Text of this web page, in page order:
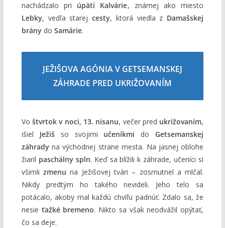
nachádzalo pri úpätí Kalvárie, známej ako miesto
Lebky, vedľa starejcesty, ktorá viedla z Damašskej
bránydo Samárie.
JEŽIŠOVA AGÓNIA V GETSEMANSKEJ
ZÁHRADE PRED UKRIŽOVANÍM
Voštvrtok v noci, 13. nisanu, večer pred ukrižovaním,
išiel Ježišso svojimi učeníkmi doGetsemanskej
záhradyna východnej strane mesta. Na jasnej oblohe
žiaril paschálny spln. Keď sa blížili k záhrade, učeníci si
všimlizmenu na Ježišovej tvári – zosmutnel a mlčal.
Nikdy predtým ho takého nevideli. Jeho telo sa
potácalo, akoby mal každú chvíľu padnúť. Zdalo sa, že
nesie ťažké bremeno. Nikto sa však neodvážil opýtať,
čo sa deje.